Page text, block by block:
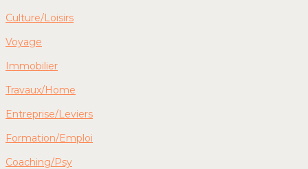
Culture/Loisirs
Voyage
Immobilier
Travaux/Home
Entreprise/Leviers
Formation/Emploi
Coaching/Psy